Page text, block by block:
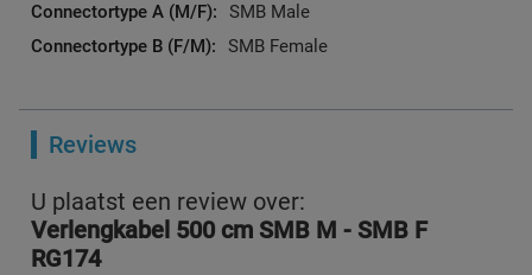
SMB Male
SMB Female
Reviews
U plaatst een review over:
Verlengkabel 500 cm SMB M - SMB F
RG174